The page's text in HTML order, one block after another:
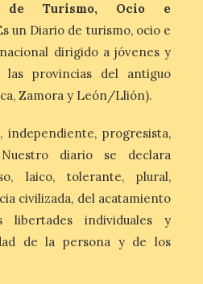
de
al año
estándar. Por
de Turismo, Ocio e
un Diario de turismo, ocio e
dirigido a jóvenes y
provincias del antiguo
Zamora y León/Llión).
independiente, progresista,
diario se declara
laico, tolerante, plural,
civilizada, del acatamiento
individuales y
de la persona y de los